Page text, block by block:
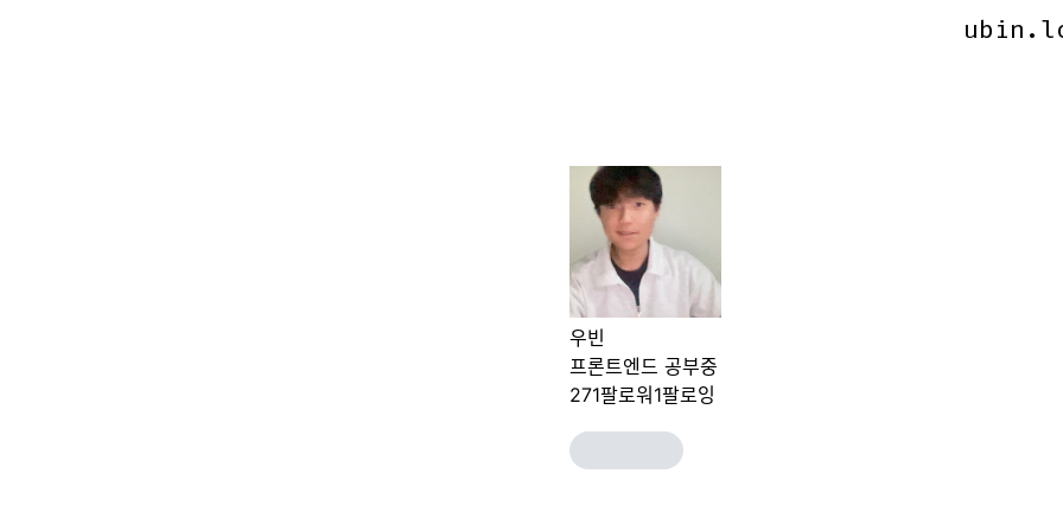
우빈
프론트엔드 공부중
271팔로워 1팔로잉